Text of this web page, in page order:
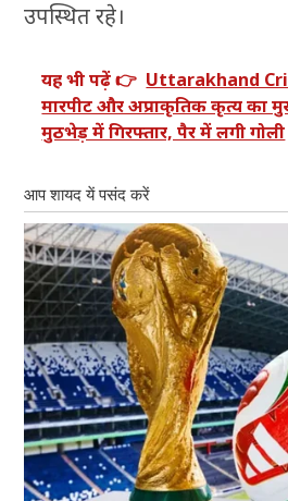
उपस्थित रहे।
यह भी पढ़ें 👉 Uttarakhand
मारपीट और अप्राकृतिक कृत्य का
मुठभेड़ में गिरफ्तार, पैर में लगी गोली